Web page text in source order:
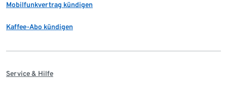
Mobilfunkvertrag kündigen
Kaffee-Abo kündigen
Service & Hilfe